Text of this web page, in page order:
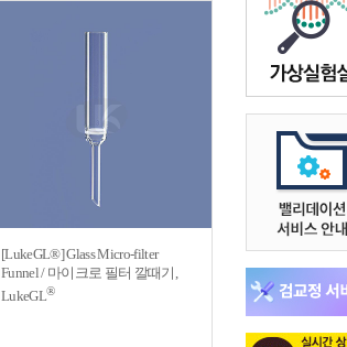
[LukeGL®] Glass Micro-filter
Funnel / 마이크로 필터 깔때기,
LukeGL®